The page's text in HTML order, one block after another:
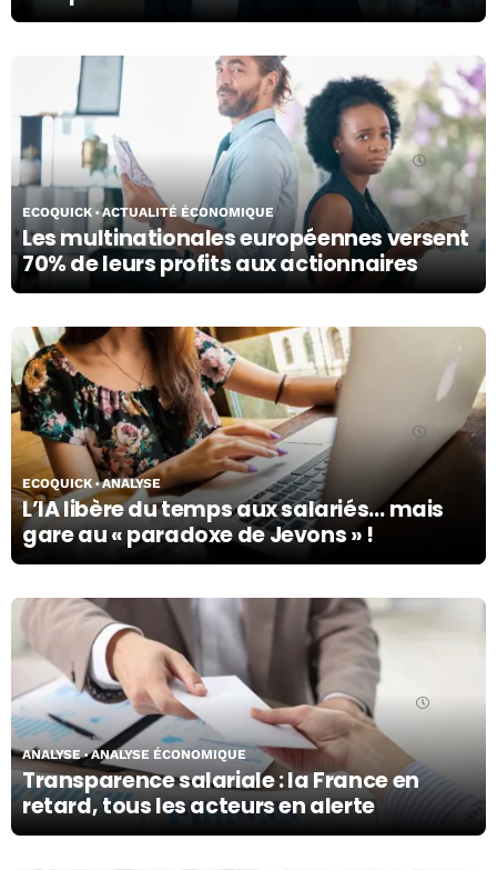
Les multinationales européennes versent
70% de leurs profits aux actionnaires
ECOQUICK ACTUALITÉ ÉCONOMIQUE
09/06/26
L’IA libère du temps aux salariés… mais
gare au « paradoxe de Jevons » !
ECOQUICK ANALYSE
04/06/26
Transparence salariale : la France en
retard, tous les acteurs en alerte
ANALYSE ANALYSE ÉCONOMIQUE